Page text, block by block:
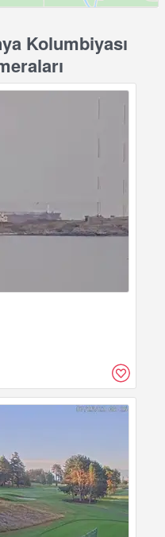
Kolumbiyası